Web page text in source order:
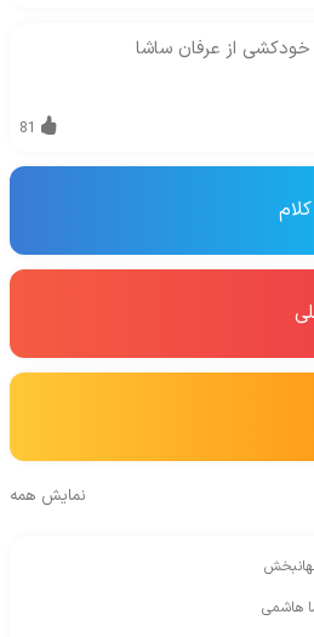
خودکشی از عرفان ساشا
81
نمایش همه
هاشمی